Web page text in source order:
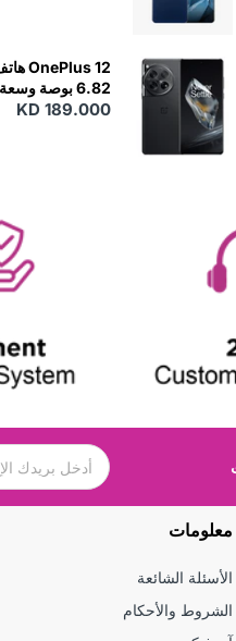
- Silky Black
KD 189.000
معلومات
الأسئلة الشائعة
الشروط والأحكام